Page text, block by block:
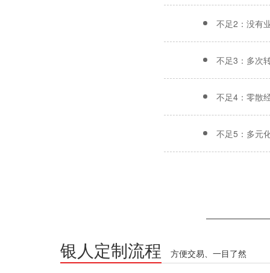
不足2：没有
不足3：多次
不足4：零散
不足5：多元
银人定制流程 方便交易、一目了然